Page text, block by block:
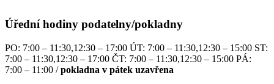
Úřední hodiny podatelny/pokladny
PO: 7:00 – 11:30,12:30 – 17:00 ÚT: 7:00 – 11:30,12:30 – 15:00 ST:
7:00 – 11:30,12:30 – 17:00 ČT: 7:00 – 11:30,12:30 – 15:00 PÁ:
7:00 – 11:00 /pokladna v pátek uzavřena